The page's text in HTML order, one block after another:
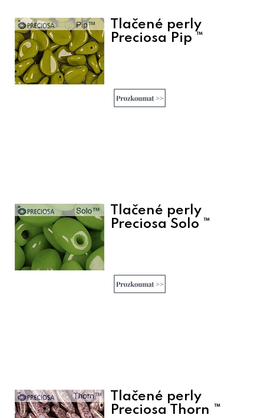
Tlačené perly
Preciosa Pip ™
Tlačené perly
Preciosa Solo ™
Tlačené perly
Preciosa Thorn ™